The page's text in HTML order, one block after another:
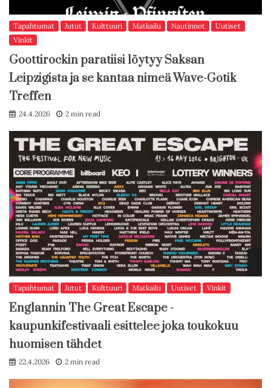
Tapahtumat Jutut Kulttuuri Matkailu Nautinnot
Uutiset
Vinkit
Goottirockin paratiisi löytyy Saksan
Leipzigista ja se kantaa nimeä Wave-Gotik
Treffen
24.4.2026 2 min read
Tapahtumat Jutut Kulttuuri Matkailu Uutiset Vinkit
Englannin The Great Escape -
kaupunkifestivaali esittelee joka toukokuu
huomisen tähdet
22.4.2026 2 min read